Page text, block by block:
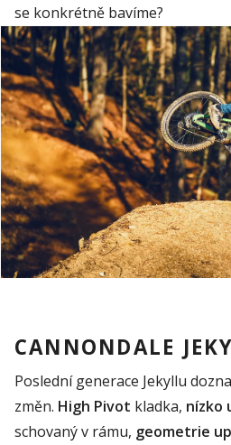
se konkrétně bavíme?
CANNONDALE
Poslední generace Jekyllu
změn. High Pivot kladka, nízko
schovaný v rámu, geometrie